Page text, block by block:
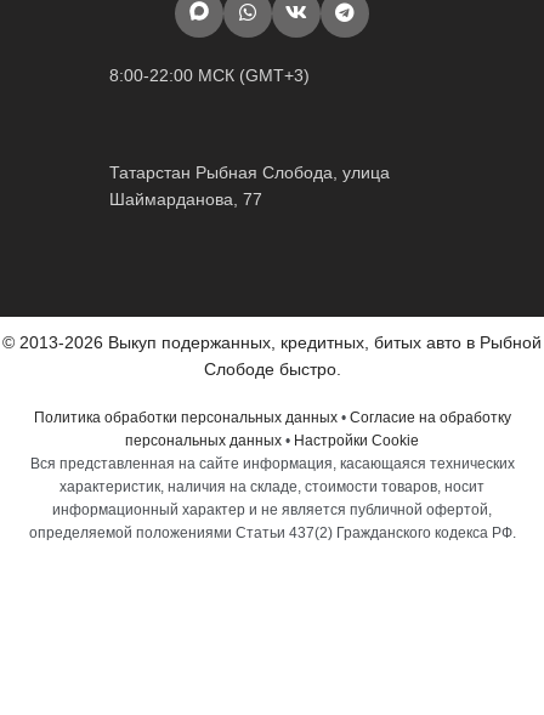
8:00-22:00 МСК (GMT+3)
Татарстан Рыбная Слобода, улица
Шаймарданова, 77
© 2013-2026 Выкуп подержанных, кредитных, битых авто в Рыбной
Слободе быстро.
Политика обработки персональных данных• Согласие на обработку
персональных данных • Настройки Cookie
Вся представленная на сайте информация, касающаяся технических
характеристик, наличия на складе, стоимости товаров, носит
информационный характер и не является публичной офертой,
определяемой положениями Статьи 437(2) Гражданского кодекса РФ.